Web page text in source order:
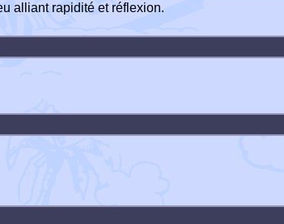
alliant rapidité et réflexion.